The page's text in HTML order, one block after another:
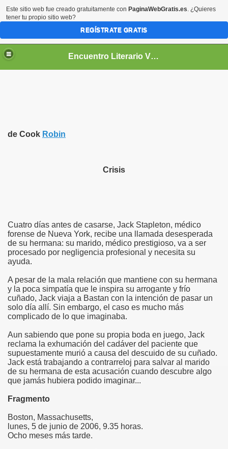
Encuentro Literario Virtual
de Cook Robin
Crisis
Cuatro días antes de casarse, Jack Stapleton, médico
forense de Nueva York, recibe una llamada desesperada
de su hermana: su marido, médico prestigioso, va a ser
procesado por negligencia profesional y necesita su
ayuda.
A pesar de la mala relación que mantiene con su hermana
y la poca simpatía que le inspira su arrogante y frío
cuñado, Jack viaja a Bastan con la intención de pasar un
solo día allí. Sin embargo, el caso es mucho más
complicado de lo que imaginaba.
Aun sabiendo que pone su propia boda en juego, Jack
reclama la exhumación del cadáver del paciente que
supuestamente murió a causa del descuido de su cuñado.
Jack está trabajando a contrarreloj para salvar al marido
de su hermana de esta acusación cuando descubre algo
que jamás hubiera podido imaginar...
Fragmento
Boston, Massachusetts,
lunes, 5 de junio de 2006, 9.35 horas.
Ocho meses más tarde.
Este sitio web fue creado gratuitamente con PaginaWebGratis.es. ¿Quieres
tener tu propio sitio web?
REGÍSTRATE GRATIS